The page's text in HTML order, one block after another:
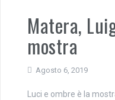
Matera,
mostra
Agosto 6, 2019
Luci e ombre è la